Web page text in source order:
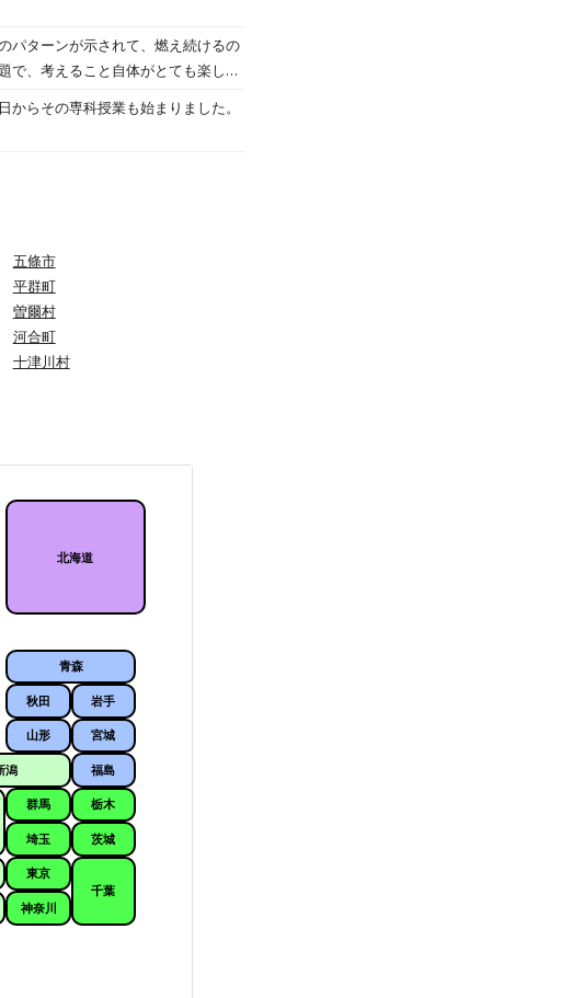
なっています。 【5年2組】
ても大切ですが、聞くこと・聴くこ
パターンが示されて、燃え続けるの
で、考えること自体がとても楽しか
らその専科授業も始まりました。
五條市
平群町
曽爾村
河合町
十津川村
北海道
青森
岩手
宮城
秋田
山形
福島
茨城
栃木
群馬
埼玉
千葉
東京
神奈川
潟